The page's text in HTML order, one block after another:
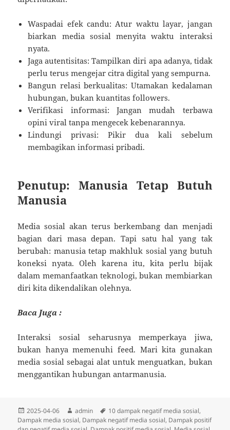
Waspadai efek candu: Atur waktu layar, jangan
biarkan media sosial menyita waktu interaksi
nyata.
Jaga autentisitas: Tampilkan diri apa adanya, tidak
perlu terus mengejar citra digital yang sempurna.
Bangun relasi berkualitas: Utamakan kedalaman
hubungan, bukan kuantitas followers.
Verifikasi informasi: Jangan mudah terbawa
opini viral tanpa mengecek kebenarannya.
Lindungi privasi: Pikir dua kali sebelum
membagikan informasi pribadi.
Penutup: Manusia Tetap Butuh
Manusia
Media sosial akan terus berkembang dan menjadi
bagian dari masa depan. Tapi satu hal yang tak
berubah: manusia tetap makhluk sosial yang butuh
koneksi nyata. Oleh karena itu, kita perlu bijak
dalam memanfaatkan teknologi, bukan membiarkan
diri kita dikendalikan olehnya.
Baca Juga :
Interaksi sosial seharusnya memperkaya jiwa,
bukan hanya memenuhi feed. Mari kita gunakan
media sosial sebagai alat untuk menguatkan, bukan
menggantikan hubungan antarmanusia.
Diposkan
pada
2025-04-06 Penulis
admin Tag
10 dampak negatif media sosial,
Dampak media sosial, Dampak negatif media sosial, Dampak positif